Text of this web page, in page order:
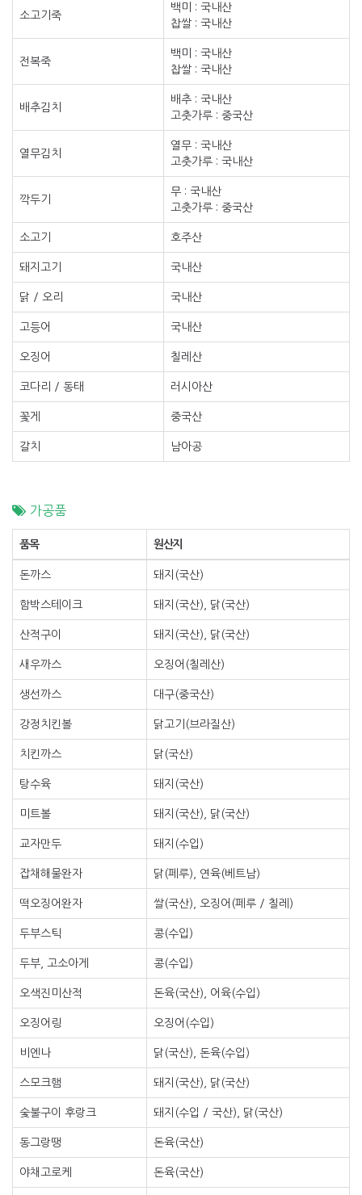
소고기죽
백미 : 국내산
찹쌀 : 국내산
전복죽
백미 : 국내산
찹쌀 : 국내산
배추김치
배추 : 국내산
고춧가루 : 중국산
열무김치
열무 : 국내산
고춧가루 : 국내산
깍두기
무 : 국내산
고춧가루 : 중국산
소고기 호주산
돼지고기 국내산
닭 / 오리 국내산
고등어 국내산
오징어 칠레산
코다리 / 동태 러시아산
꽃게 중국산
갈치 남아공
가공품
품목 원산지
돈까스 돼지(국산)
함박스테이크 돼지(국산), 닭(국산)
산적구이 돼지(국산), 닭(국산)
새우까스 오징어(칠레산)
생선까스 대구(중국산)
강정치킨볼 닭고기(브라질산)
치킨까스 닭(국산)
탕수육 돼지(국산)
미트볼 돼지(국산), 닭(국산)
교자만두 돼지(수입)
잡채해물완자 닭(페루), 연육(베트남)
떡오징어완자 쌀(국산), 오징어(페루 / 칠레)
두부스틱 콩(수입)
두부, 고소아게 콩(수입)
오색진미산적 돈육(국산), 어육(수입)
오징어링 오징어(수입)
비엔나 닭(국산), 돈육(수입)
스모크햄 돼지(국산), 닭(국산)
숯불구이 후랑크 돼지(수입 / 국산), 닭(국산)
동그랑땡 돈육(국산)
야채고로케 돈육(국산)